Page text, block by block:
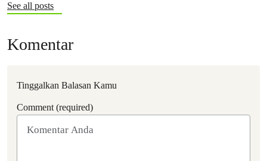
See all posts
Komentar
Tinggalkan Balasan Kamu
Comment (required)